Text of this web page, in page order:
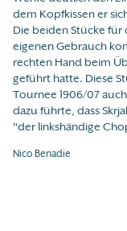
dem Kopfkissen er
Die beiden Stücke
eigenen Gebrauch
rechten Hand beim
geführt hatte. Diese
Tournee 1906/07
dazu führte, dass
"der linkshändige
Nico Benadie